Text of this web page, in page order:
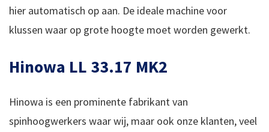
hier automatisch op aan. De ideale machine voor
klussen waar op grote hoogte moet worden gewerkt.
Hinowa LL 33.17 MK2
Hinowa is een prominente fabrikant van
spinhoogwerkers waar wij, maar ook onze klanten, veel